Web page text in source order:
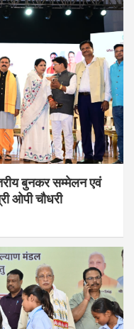
बुनकर सम्मेलन एवं
ओपी चौधरी